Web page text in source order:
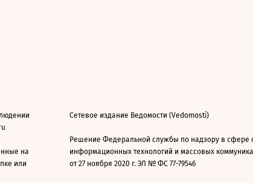
на
или
Сетевое издание Ведомости (Vedomosti)
Решение Федеральной службы по надзору в сфере
информационных технологий и массовых
от 27 ноября 2020 г. ЭЛ № ФС 77-79546